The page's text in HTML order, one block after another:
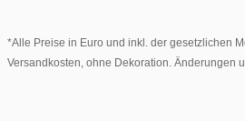
*Alle Preise in Euro und inkl. der gesetzlichen
Versandkosten, ohne Dekoration. Änderungen